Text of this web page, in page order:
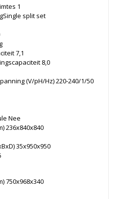
1
split set
7,1
8,0
(V/pH/Hz) 220-240/1/50
Nee
236x840x840
35x950x950
750x968x340